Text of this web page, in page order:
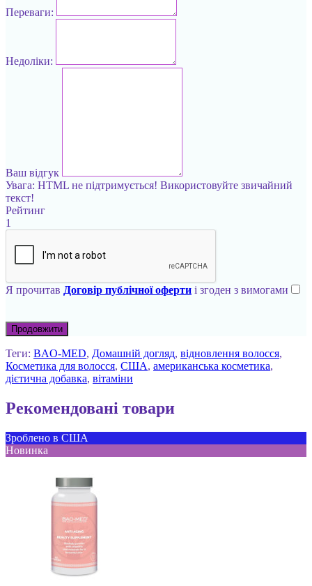
Переваги:
Недоліки:
Ваш відгук
Увага: HTML не підтримується! Використовуйте звичайний
текст!
Рейтинг
1
Я прочитав Договір публічної оферти і згоден з вимогами
Продовжити
Теги: BAO-MED, Домашній догляд, відновлення волосся,
Косметика для волосся, США, американська косметика,
дієтична добавка, вітаміни
Рекомендовані товари
Зроблено в США
Новинка